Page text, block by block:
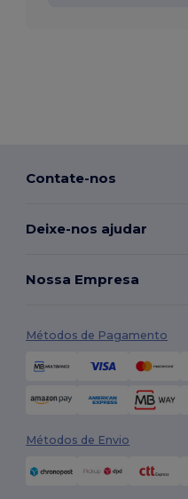
Contate-nos
Deixe-nos ajudar
Nossa Empresa
Métodos de Pagamento
Métodos de Envio